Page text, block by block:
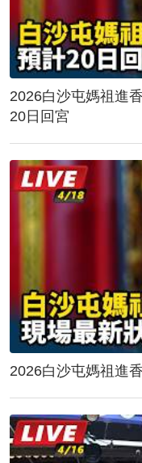
2026白沙屯媽祖進
20日回宮
2026白沙屯媽祖進